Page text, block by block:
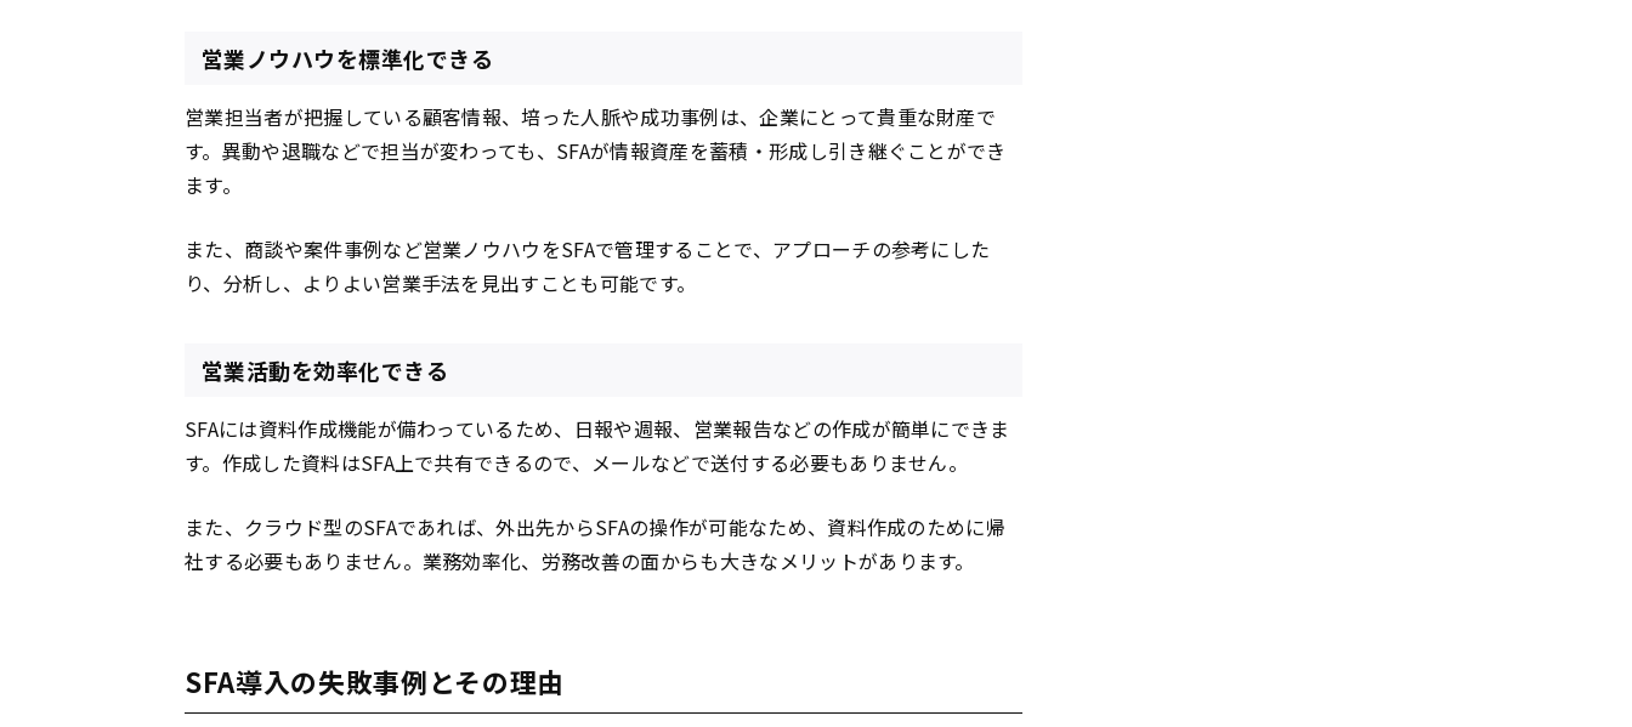
営業ノウハウを標準化できる
営業担当者が把握している顧客情報、培った人脈や成功事例は、企業にとって貴重な財産で
す。異動や退職などで担当が変わっても、SFAが情報資産を蓄積・形成し引き継ぐことができ
ます。
また、商談や案件事例など営業ノウハウをSFAで管理することで、アプローチの参考にした
り、分析し、よりよい営業手法を見出すことも可能です。
営業活動を効率化できる
SFAには資料作成機能が備わっているため、日報や週報、営業報告などの作成が簡単にできま
す。作成した資料はSFA上で共有できるので、メールなどで送付する必要もありません。
また、クラウド型のSFAであれば、外出先からSFAの操作が可能なため、資料作成のために帰
社する必要もありません。業務効率化、労務改善の面からも大きなメリットがあります。
SFA導入の失敗事例とその理由